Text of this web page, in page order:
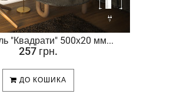
"Квадрати" 500х20 мм...
257 грн.
ДО КОШИКА